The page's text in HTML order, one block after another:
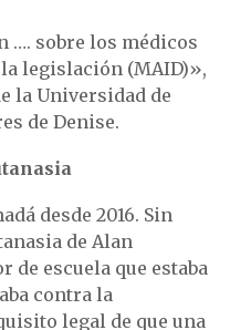
…. sobre los médicos
legislación (MAID)»,
la Universidad de
de Denise.
desde 2016. Sin
de Alan
de escuela que estaba
contra la
legal de que una